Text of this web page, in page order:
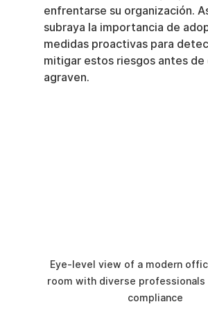
enfrentarse su organización.
subraya la importancia de
medidas proactivas para
mitigar estos riesgos antes de
agraven.
Eye-level view of a modern
room with diverse professionals
compliance